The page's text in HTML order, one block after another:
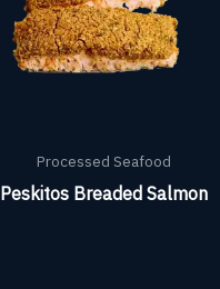
Processed Seafood
Peskitos Breaded Salmon